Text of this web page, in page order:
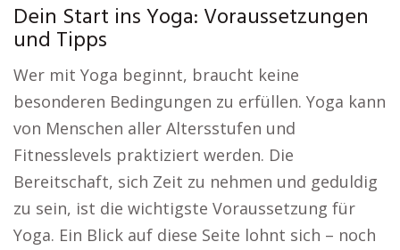
Dein Start ins Yoga: Voraussetzungen
und Tipps
Wer mit Yoga beginnt, braucht keine
besonderen Bedingungen zu erfüllen. Yoga kann
von Menschen aller Altersstufen und
Fitnesslevels praktiziert werden. Die
Bereitschaft, sich Zeit zu nehmen und geduldig
zu sein, ist die wichtigste Voraussetzung für
Yoga. Ein Blick auf diese Seite lohnt sich – noch